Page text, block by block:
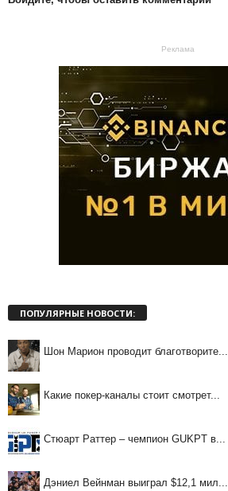
Реклама
ПОПУЛЯРНЫЕ НОВОСТИ:
Шон Марион проводит благотворите...
Какие покер-каналы стоит смотрет...
Стюарт Раттер – чемпион GUKPT в...
Дэниел Вейнман выиграл $12,1 мил...